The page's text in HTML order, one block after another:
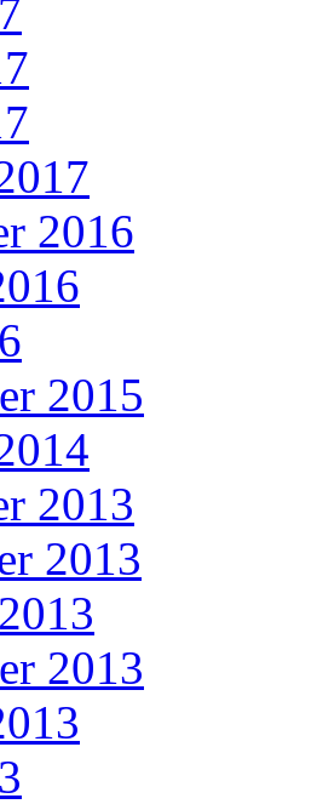
2016
2015
2013
2013
2013